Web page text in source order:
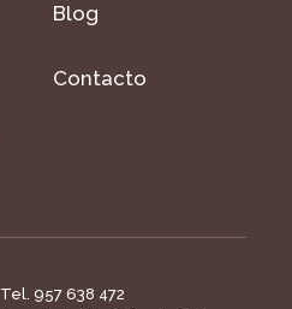
Blog
Contacto
Tel. 957 638 472